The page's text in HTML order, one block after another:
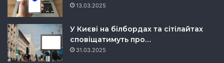
13.03.2025
У Києві на білбордах та сітілайтах
сповіщатимуть про…
31.03.2025